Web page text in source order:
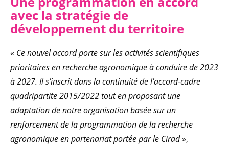
avec la stratégie de
développement du territoire
« Ce nouvel accord porte sur les activités scientifiques
prioritaires en recherche agronomique à conduire de 2023
à 2027. Il s’inscrit dans la continuité de l’accord-cadre
quadripartite 2015/2022 tout en proposant une
adaptation de notre organisation basée sur un
renforcement de la programmation de la recherche
agronomique en partenariat portée par le Cirad»,